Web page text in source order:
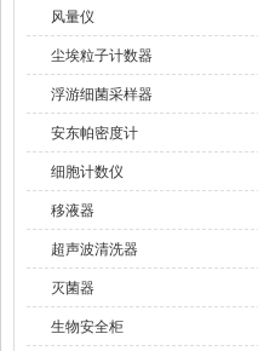
风量仪
尘埃粒子计数器
浮游细菌采样器
安东帕密度计
细胞计数仪
移液器
超声波清洗器
灭菌器
生物安全柜